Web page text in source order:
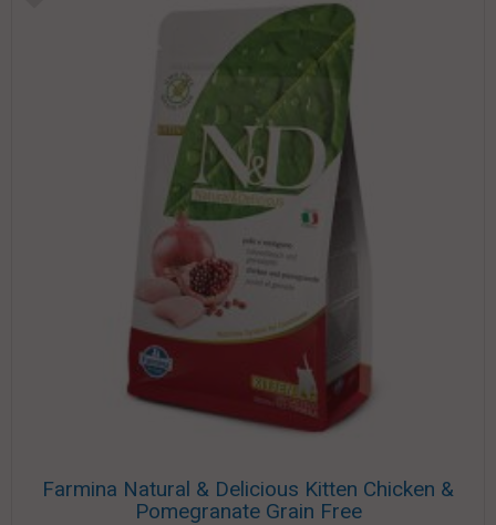
Farmina Natural & Delicious Kitten Chicken &
Pomegranate Grain Free